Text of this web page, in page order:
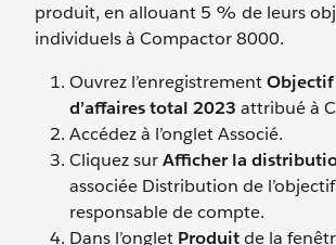
produit, en allouant 5 % de leurs
individuels à Compactor 8000.
Ouvrez l’enregistrement
d’affaires total 2023 attribué à
Accédez à l’onglet Associé.
Cliquez surAfficher la
associée Distribution de
responsable de compte.
Dans l’onglet Produitde la